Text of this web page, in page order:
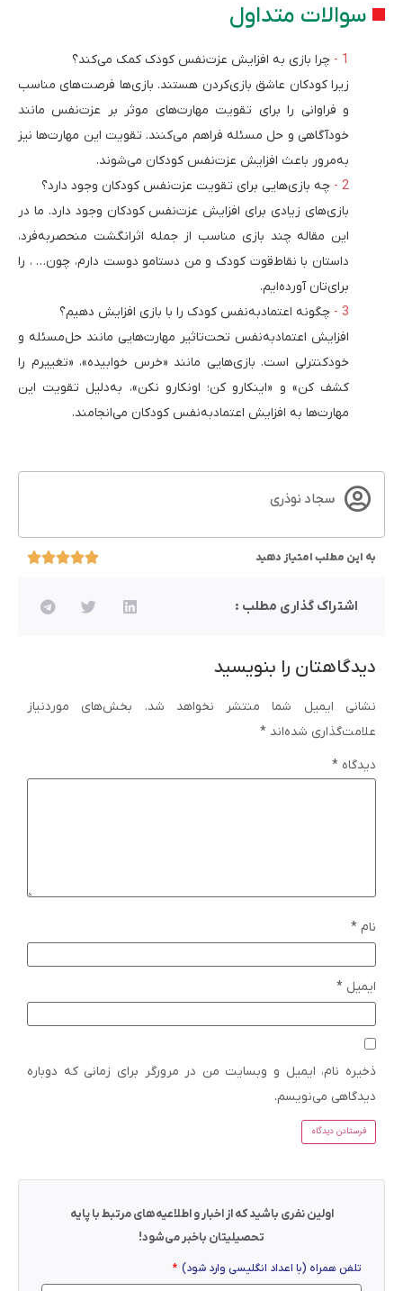
سوالات متداول
چرا بازی به افزایش عزت‌نفس کودک کمک می‌کند؟
زیرا کودکان عاشق بازی‌کردن هستند. بازی‌ها فرصت‌های مناسب
و فراوانی را برای تقویت‌ مهارت‌های موثر بر عزت‌نفس مانند
خودآگاهی و حل مسئله فراهم می‌کنند. تقویت این مهارت‌ها نیز
به‌مرور باعث افزایش عزت‌نفس کودکان می‌شوند.
چه بازی‌هایی برای تقویت عزت‌نفس کودکان وجود دارد؟
بازی‌های زیادی برای افزایش عزت‌نفس کودکان وجود دارد. ما در
این مقاله چند بازی مناسب از جمله اثرانگشت منحصربه‌فرد،
داستان با نقاط‌قوت کودک و من دستامو دوست دارم، چون… ، را
برای‌تان آورده‌ایم.
چگونه اعتمادبه‌نفس کودک را با بازی افزایش دهیم؟
افزایش اعتماد‌به‌نفس تحت‌تاثیر مهارت‌هایی مانند حل‌مسئله و
خودکنترلی است. بازی‌هایی مانند «خرس خوابیده»، «تغییرم را
کشف کن» و «اینکارو کن؛ اونکارو نکن»، به‌دلیل تقویت این
مهارت‌ها به افزایش اعتماد‌به‌نفس کودکان می‌انجامند.
سجاد نوذری
به این مطلب امتیاز دهید
اشتراک گذاری مطلب :
دیدگاهتان را بنویسید
نشانی ایمیل شما منتشر نخواهد شد.
بخش‌های موردنیاز
علامت‌گذاری شده‌اند *
دیدگاه *
نام *
ایمیل *
ذخیره نام، ایمیل و وبسایت من در مرورگر برای زمانی که دوباره
دیدگاهی می‌نویسم.
اولین نفری باشید که از اخبار و اطلاعیه‌های مرتبط با پایه
تحصیلیتان باخبر می‌شود!
تلفن همراه (با اعداد انگلیسی وارد شود)